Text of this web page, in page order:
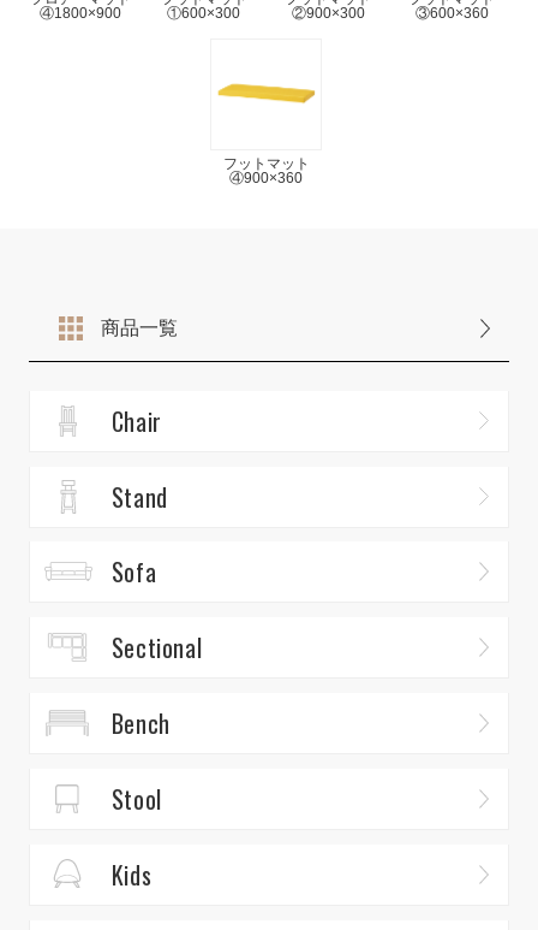
④1800×900
①600×300
②900×300
③600×360
フットマット
④900×360
商品一覧
Chair
Stand
Sofa
Sectional
Bench
Stool
Kids